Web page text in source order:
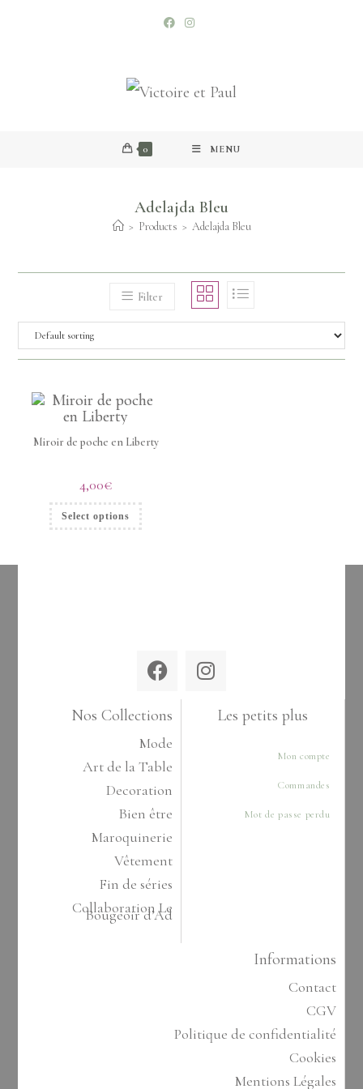
0 MENU
Adelajda Bleu
> Products > Adelajda Bleu
Filter
Miroir de poche en Liberty
4,00€
Select options
Nos Collections
Mode
Art de la Table
Decoration
Bien être
Maroquinerie
Vêtement
Fin de séries
Collaboration Le
Bougeoir d’Ad
Les petits plus
Mon compte
Commandes
Mot de passe perdu
Informations
Contact
CGV
Politique de confidentialité
Cookies
Mentions Légales